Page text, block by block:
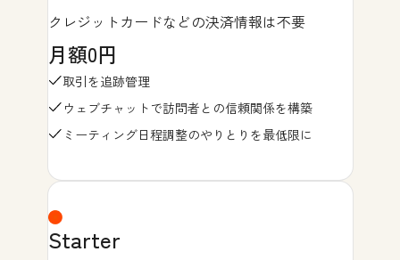
クレジットカードなどの決済情報は不要
月額0円
取引を追跡管理
ウェブチャットで訪問者との信頼関係を構築
ミーティング日程調整のやりとりを最低限に
Starter